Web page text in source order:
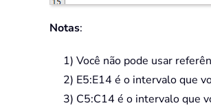
Notas:
1) Você não pode usar
2) E5:E14 é o intervalo que
3) C5:C14 é o intervalo que